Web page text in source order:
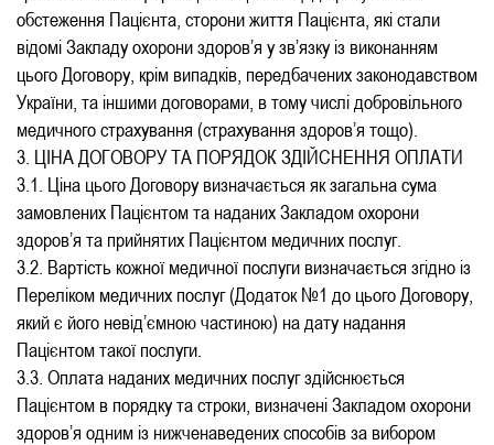
обстеження Пацієнта, сторони життя Пацієнта, які стали
відомі Закладу охорони здоров’я у зв’язку із виконанням
цього Договору, крім випадків, передбачених законодавством
України, та іншими договорами, в тому числі добровільного
медичного страхування (страхування здоров’я тощо).
3. ЦІНА ДОГОВОРУ ТА ПОРЯДОК ЗДІЙСНЕННЯ ОПЛАТИ
3.1. Ціна цього Договору визначається як загальна сума
замовлених Пацієнтом та наданих Закладом охорони
здоров’я та прийнятих Пацієнтом медичних послуг.
3.2. Вартість кожної медичної послуги визначається згідно із
Переліком медичних послуг (Додаток №1 до цього Договору,
який є його невід’ємною частиною) на дату надання
Пацієнтом такої послуги.
3.3. Оплата наданих медичних послуг здійснюється
Пацієнтом в порядку та строки, визначені Закладом охорони
здоров’я одним із нижченаведених способів за вибором